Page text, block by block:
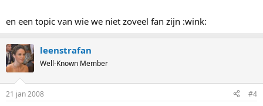
en een topic van wie we niet zoveel fan zijn :wink:
leenstrafan
Well-Known Member
21 jan 2008 #4